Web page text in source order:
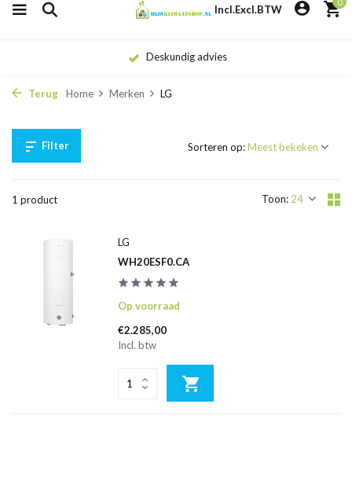
Incl.Excl.BTW
Deskundig advies
Terug Home Merken LG
Filter
1 product Toon:
Sorteren op:
LG
WH20ESF0.CA
Op voorraad
€2.285,00
Incl. btw